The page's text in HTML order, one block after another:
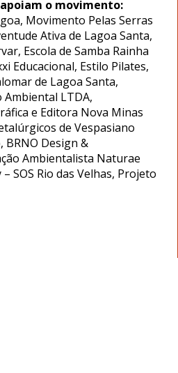
o movimento:
Movimento Pelas Serras
Ativa de Lagoa Santa,
Escola de Samba Rainha
Educacional, Estilo Pilates,
de Lagoa Santa,
LTDA,
e Editora Nova Minas
de Vespasiano
BRNO Design &
Ambientalista Naturae
SOS Rio das Velhas, Projeto